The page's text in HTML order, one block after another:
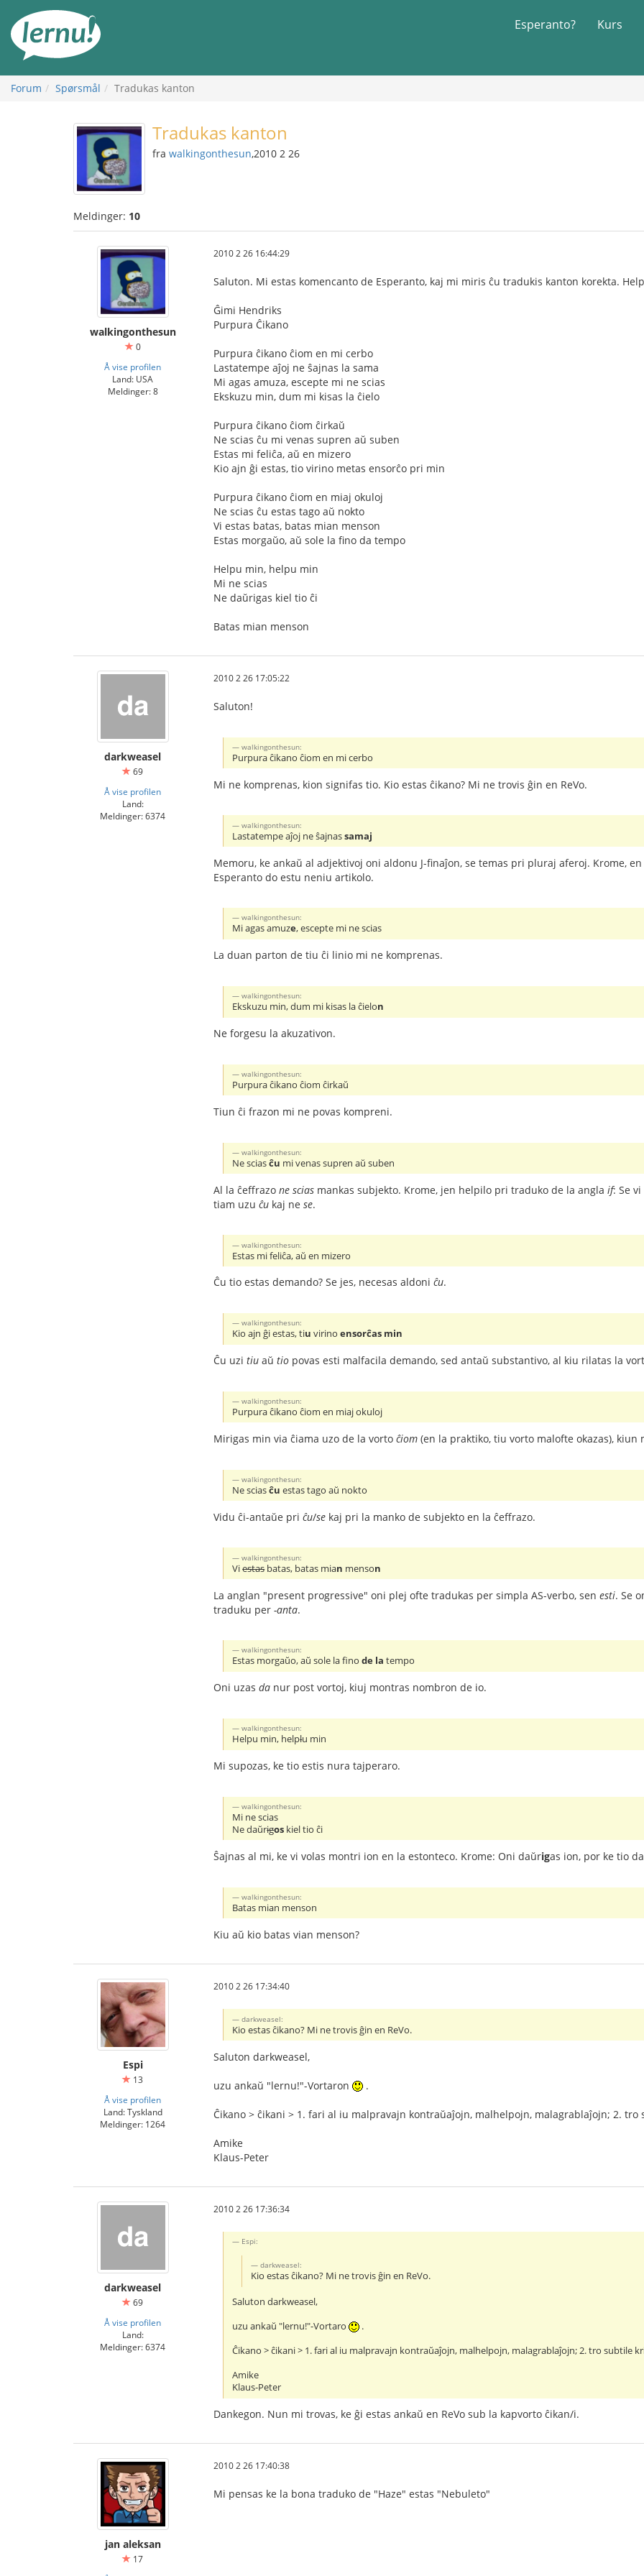
innholdet
Esperanto? Kurs
Forum Spørsmål Tradukas kanton
Tradukas kanton
fra walkingonthesun,2010 2 26
Meldinger: 10
walkingonthesun
0
Å vise profilen
Land: USA
Meldinger: 8
2010 2 26 16:44:29
Saluton. Mi estas komencanto de Esperanto, kaj mi miris ĉu tradukis kanton korekta.
Ĝimi Hendriks
Purpura Ĉikano
Purpura ĉikano ĉiom en mi cerbo
Lastatempe aĵoj ne ŝajnas la sama
Mi agas amuza, escepte mi ne scias
Ekskuzu min, dum mi kisas la ĉielo
Purpura ĉikano ĉiom ĉirkaŭ
Ne scias ĉu mi venas supren aŭ suben
Estas mi feliĉa, aŭ en mizero
Kio ajn ĝi estas, tio virino metas ensorĉo pri min
Purpura ĉikano ĉiom en miaj okuloj
Ne scias ĉu estas tago aŭ nokto
Vi estas batas, batas mian menson
Estas morgaŭo, aŭ sole la fino da tempo
Helpu min, helpu min
Mi ne scias
Ne daŭrigas kiel tio ĉi
Batas mian menson
darkweasel
69
Å vise profilen
Land:
Meldinger: 6374
2010 2 26 17:05:22
Saluton!
walkingonthesun:
Purpura ĉikano ĉiom en mi cerbo
Mi ne komprenas, kion signifas tio. Kio estas ĉikano? Mi ne trovis ĝin en ReVo.
walkingonthesun:
Lastatempe aĵoj ne ŝajnassamaj
Memoru, ke ankaŭ al adjektivoj oni aldonu J-finaĵon, se temas pri pluraj aferoj. Krome,
Esperanto do estu neniu artikolo.
walkingonthesun:
Mi agas amuze, escepte mi ne scias
La duan parton de tiu ĉi linio mi ne komprenas.
walkingonthesun:
Ekskuzu min, dum mi kisas la ĉielon
Ne forgesu la akuzativon.
walkingonthesun:
Purpura ĉikano ĉiom ĉirkaŭ
Tiun ĉi frazon mi ne povas kompreni.
walkingonthesun:
Ne sciasĉu mi venas supren aŭ suben
Al la ĉeffrazo ne scias mankas subjekto. Krome, jen helpilo pri traduko de la angla if: Se
tiam uzu ĉu kaj ne se.
walkingonthesun:
Estas mi feliĉa, aŭ en mizero
Ĉu tio estas demando? Se jes, necesas aldoni ĉu.
walkingonthesun:
Kio ajn ĝi estas, tiu virinoensorĉas min
Ĉu uzi tiu aŭ tio povas esti malfacila demando, sed antaŭ substantivo, al kiu rilatas la
walkingonthesun:
Purpura ĉikano ĉiom en miaj okuloj
Mirigas min via ĉiama uzo de la vorto ĉiom (en la praktiko, tiu vorto malofte okazas), kiun
walkingonthesun:
Ne sciasĉu estas tago aŭ nokto
Vidu ĉi-antaŭe pri ĉu/se kaj pri la manko de subjekto en la ĉeffrazo.
walkingonthesun:
Viestasbatas, batas mian menson
La anglan "present progressive" oni plej ofte tradukas per simpla AS-verbo, sen esti. Se
traduku per -anta.
walkingonthesun:
Estas morgaŭo, aŭ sole la finode la tempo
Oni uzas da nur post vortoj, kiuj montras nombron de io.
walkingonthesun:
Helpu min, helplu min
Mi supozas, ke tio estis nura tajperaro.
walkingonthesun:
Mi ne scias
Ne daŭrigos kiel tio ĉi
Ŝajnas al mi, ke vi volas montri ion en la estonteco. Krome: Oni daŭrigas ion, por ke tio
walkingonthesun:
Batas mian menson
Kiu aŭ kio batas vian menson?
Espi
13
Å vise profilen
Land: Tyskland
Meldinger: 1264
2010 2 26 17:34:40
darkweasel:
Kio estas ĉikano? Mi ne trovis ĝin en ReVo.
Saluton darkweasel,
uzu ankaŭ "lernu!"-Vortaron .
Ĉikano > ĉikani > 1. fari al iu malpravajn kontraŭaĵojn, malhelpojn, malagrablaĵojn; 2.
Amike
Klaus-Peter
darkweasel
69
Å vise profilen
Land:
Meldinger: 6374
2010 2 26 17:36:34
Espi:
darkweasel:
Kio estas ĉikano? Mi ne trovis ĝin en ReVo.
Saluton darkweasel,
uzu ankaŭ "lernu!"-Vortaro
.
Ĉikano > ĉikani > 1. fari al iu malpravajn kontraŭaĵojn, malhelpojn, malagrablaĵojn; 2. tro subtile
Amike
Klaus-Peter
Dankegon. Nun mi trovas, ke ĝi estas ankaŭ en ReVo sub la kapvorto ĉikan/i.
jan aleksan
17
2010 2 26 17:40:38
Mi pensas ke la bona traduko de "Haze" estas "Nebuleto"